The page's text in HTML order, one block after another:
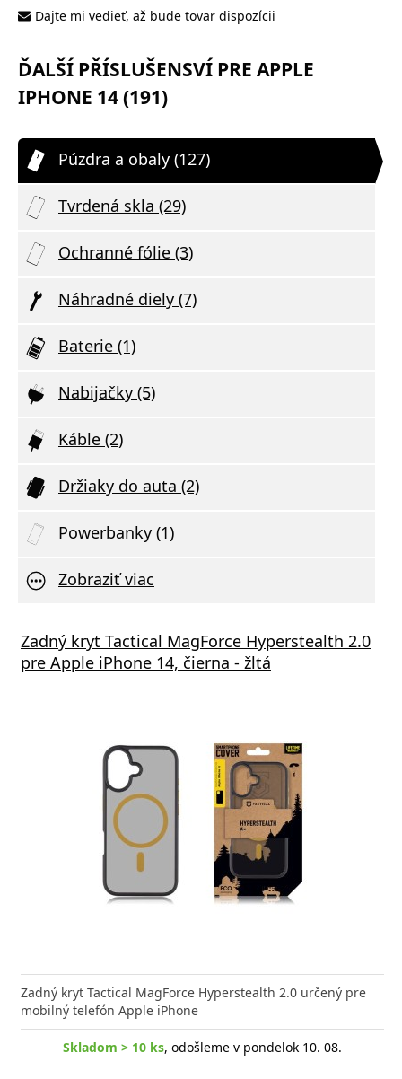
Dajte mi vedieť, až bude tovar dispozícii
ĎALŠÍ PŘÍSLUŠENSVÍ PRE APPLE
IPHONE 14 (191)
Púzdra a obaly (127)
Tvrdená skla (29)
Ochranné fólie (3)
Náhradné diely (7)
Baterie (1)
Nabijačky (5)
Káble (2)
Držiaky do auta (2)
Powerbanky (1)
Zobraziť viac
Zadný kryt Tactical MagForce Hyperstealth 2.0
pre Apple iPhone 14, čierna - žltá
Zadný kryt Tactical MagForce Hyperstealth 2.0 určený pre
mobilný telefón Apple iPhone
Skladom > 10 ks, odošleme v pondelok 10. 08.
Premium Glass - for Iphone 13 Pro / 14
tempered glass from the leading manufacturer
characterized by a
> 10 ks, odošleme v pondelok 10. 08.